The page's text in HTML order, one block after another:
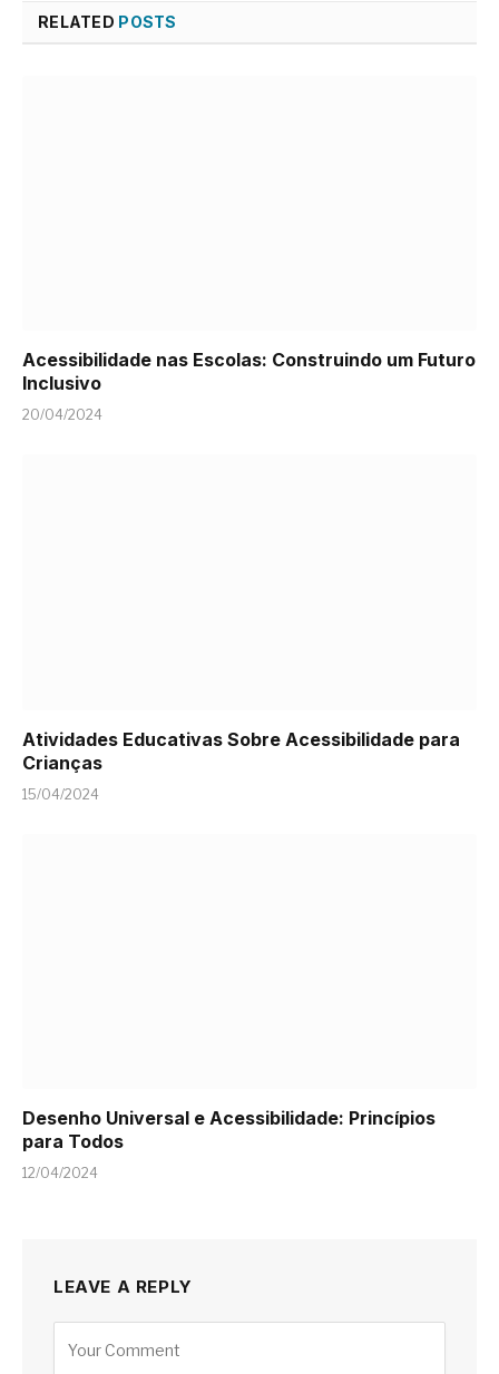
RELATED POSTS
Acessibilidade nas Escolas: Construindo um Futuro
Inclusivo
20/04/2024
Atividades Educativas Sobre Acessibilidade para
Crianças
15/04/2024
Desenho Universal e Acessibilidade: Princípios
para Todos
12/04/2024
LEAVE A REPLY